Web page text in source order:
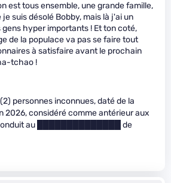
est tous ensemble, une grande famille,
suis désolé Bobby, mais là j'ai un
hyper importants ! Et ton coté,
de la populace va pas se faire tout
à satisfaire avant le prochain
tchao !
personnes inconnues, daté de la
2026, considéré comme antérieur aux
au ██████████████ de